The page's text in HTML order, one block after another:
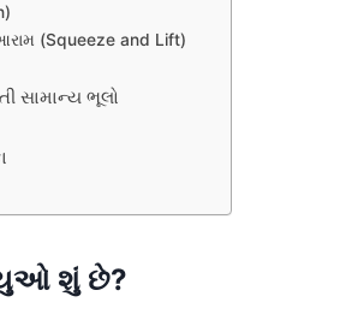
(Squeeze and Lift)
સામાન્ય ભૂલો
શું છે?